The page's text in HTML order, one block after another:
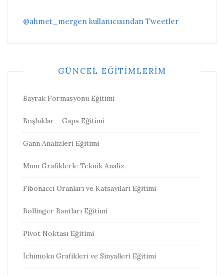
@ahmet_mergen kullanıcısından Tweetler
GÜNCEL EĞITIMLERIM
Bayrak Formasyonu Eğitimi
Boşluklar – Gaps Eğitimi
Gann Analizleri Eğitimi
Mum Grafiklerle Teknik Analiz
Fibonacci Oranları ve Katsayıları Eğitimi
Bollinger Bantları Eğitimi
Pivot Noktası Eğitimi
İchimoku Grafikleri ve Sinyalleri Eğitimi